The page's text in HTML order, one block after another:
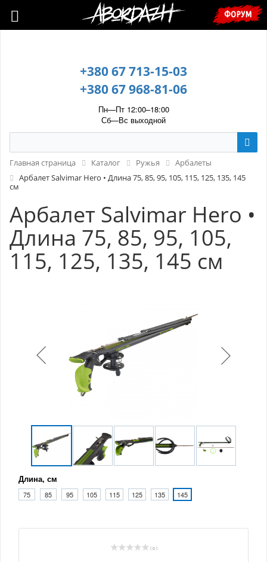
🇺🇦 У зв’язку з воєнним станом, прохання уточнювати ціну та
наявність у менеджера. 🇺🇦
+380 67 713-15-03
+380 67 968-81-06
Пн—Пт 12:00–18:00
Сб—Вс выходной
ФОРУМ
Главная страница Каталог Ружья
Арбалеты
Арбалет Salvimar Hero • Длина 75, 85, 95, 105, 115, 125, 135, 145
см
Арбалет Salvimar Hero •
Длина 75, 85, 95, 105,
115, 125, 135, 145 см
Длина, см
75 85 95 105 115 125 135 145
( 0 )